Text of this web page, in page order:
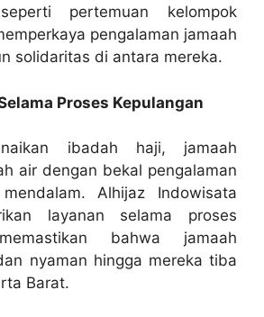
pertemuan kelompok
pengalaman jamaah
solidaritas di antara mereka.
Proses Kepulangan
ibadah haji, jamaah
air dengan bekal pengalaman
Alhijaz Indowisata
layanan selama proses
bahwa jamaah
nyaman hingga mereka tiba
Barat.